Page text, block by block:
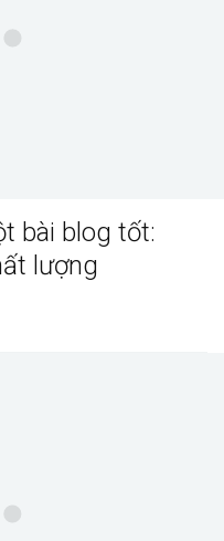
bài blog tốt:
lượng